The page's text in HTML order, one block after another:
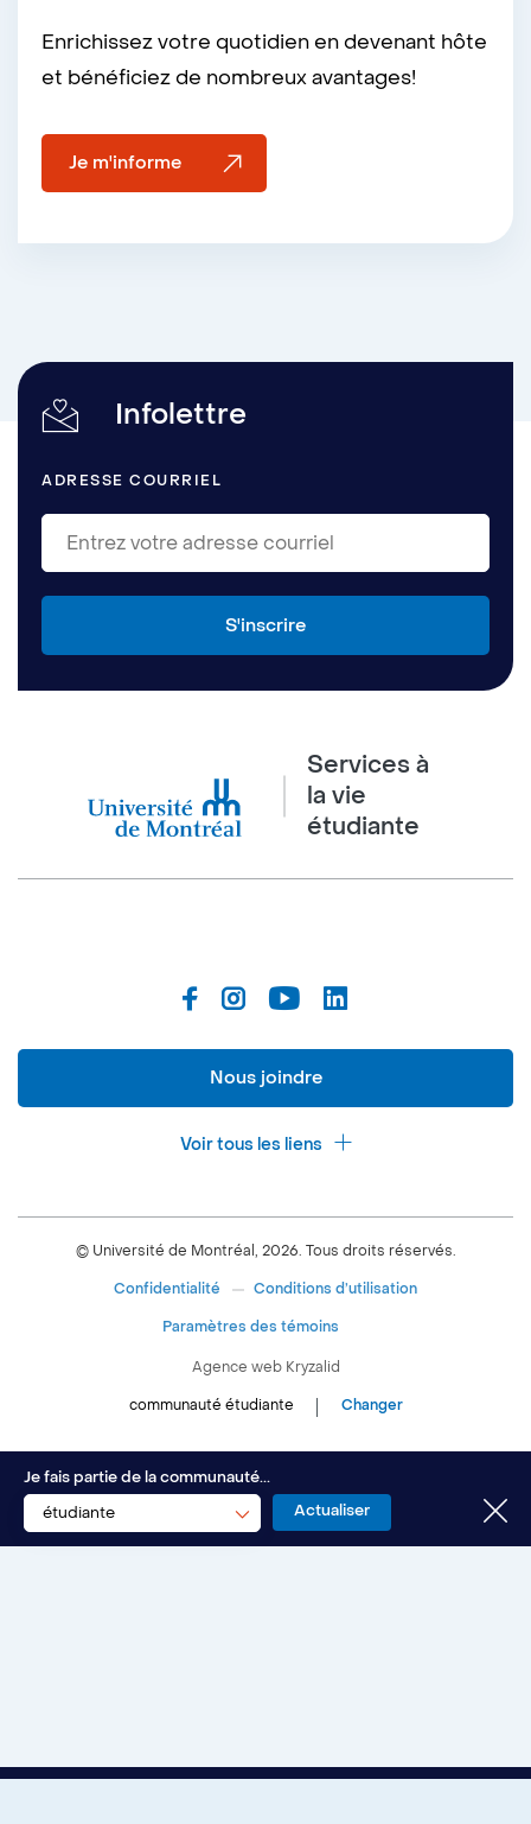
Enrichissez votre quotidien en devenant hôte
et bénéficiez de nombreux avantages!
Je m'informe
Infolettre
ADRESSE COURRIEL
Services à
la vie
étudiante
Nous joindre
Voir tous les liens
Soutien aux études
Santé et bien-être
Nous joindre
© Université de Montréal, 2026. Tous droits réservés.
Confidentialité
Conditions d’utilisation
Paramètres des témoins
Agence web Kryzalid
communauté étudiante
Changer
Je fais partie de la communauté...
étudiante